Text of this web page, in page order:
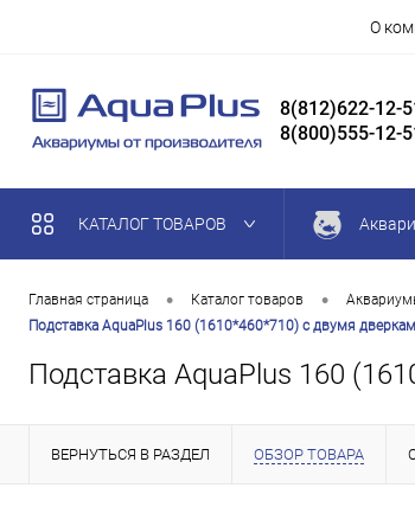
О
8(812)622-12-
8(800)555-12-
КАТАЛОГ ТОВАРОВ
Главная страница • Каталог товаров •
Подставка AquaPlus 160 (1610*460*710) с двумя
Подставка AquaPlus 160
ВЕРНУТЬСЯ В РАЗДЕЛ ОБЗОР ТОВАРА